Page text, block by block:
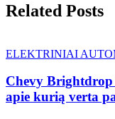
Related Posts
ELEKTRINIAI
Chevy
apie kurią verta